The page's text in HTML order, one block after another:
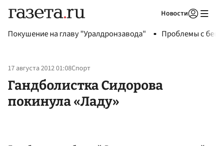
Новости
Покушение на главу "Уралдронзавода" Проблемы с
17 августа 2012 01:08Спорт
Гандболистка Сидорова
покинула «Ладу»